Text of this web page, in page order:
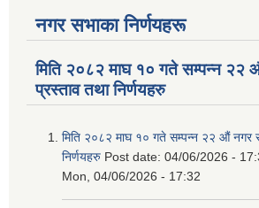
नगर सभाका निर्णयहरू
मिति २०८२ माघ १० गते सम्पन्न २२
प्रस्ताव तथा निर्णयहरु
मिति २०८२ माघ १० गते सम्पन्न २२ औं नगर
निर्णयहरु Post date: 04/06/2026 -
Mon, 04/06/2026 - 17:32